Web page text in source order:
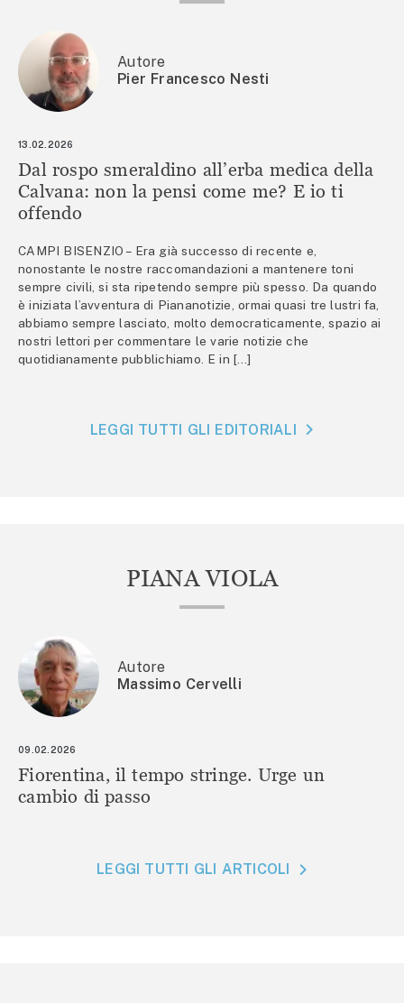
Autore
Pier Francesco Nesti
13.02.2026
Dal rospo smeraldino all’erba medica della
Calvana: non la pensi come me? E io ti
offendo
CAMPI BISENZIO – Era già successo di recente e,
nonostante le nostre raccomandazioni a mantenere toni
sempre civili, si sta ripetendo sempre più spesso. Da quando
è iniziata l’avventura di Piananotizie, ormai quasi tre lustri fa,
abbiamo sempre lasciato, molto democraticamente, spazio ai
nostri lettori per commentare le varie notizie che
quotidianamente pubblichiamo. E in […]
LEGGI TUTTI GLI EDITORIALI
PIANA VIOLA
Autore
Massimo Cervelli
09.02.2026
Fiorentina, il tempo stringe. Urge un
cambio di passo
LEGGI TUTTI GLI ARTICOLI